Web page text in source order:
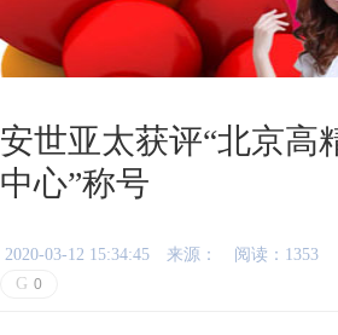
安世亚太获评“北京高
中心”称号
2020-03-12 15:34:45 来源：
阅读：1353
G 0